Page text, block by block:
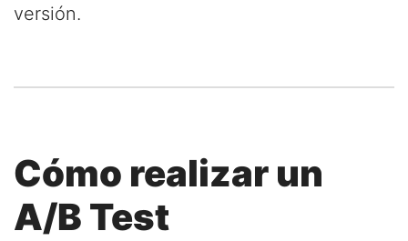
versión.
Cómo realizar un
A/B Test